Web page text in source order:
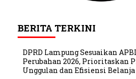
BERITA TERKINI
DPRD Lampung Sesuaikan
Perubahan 2026, Prioritaskan
Unggulan dan Efisiensi Belanja